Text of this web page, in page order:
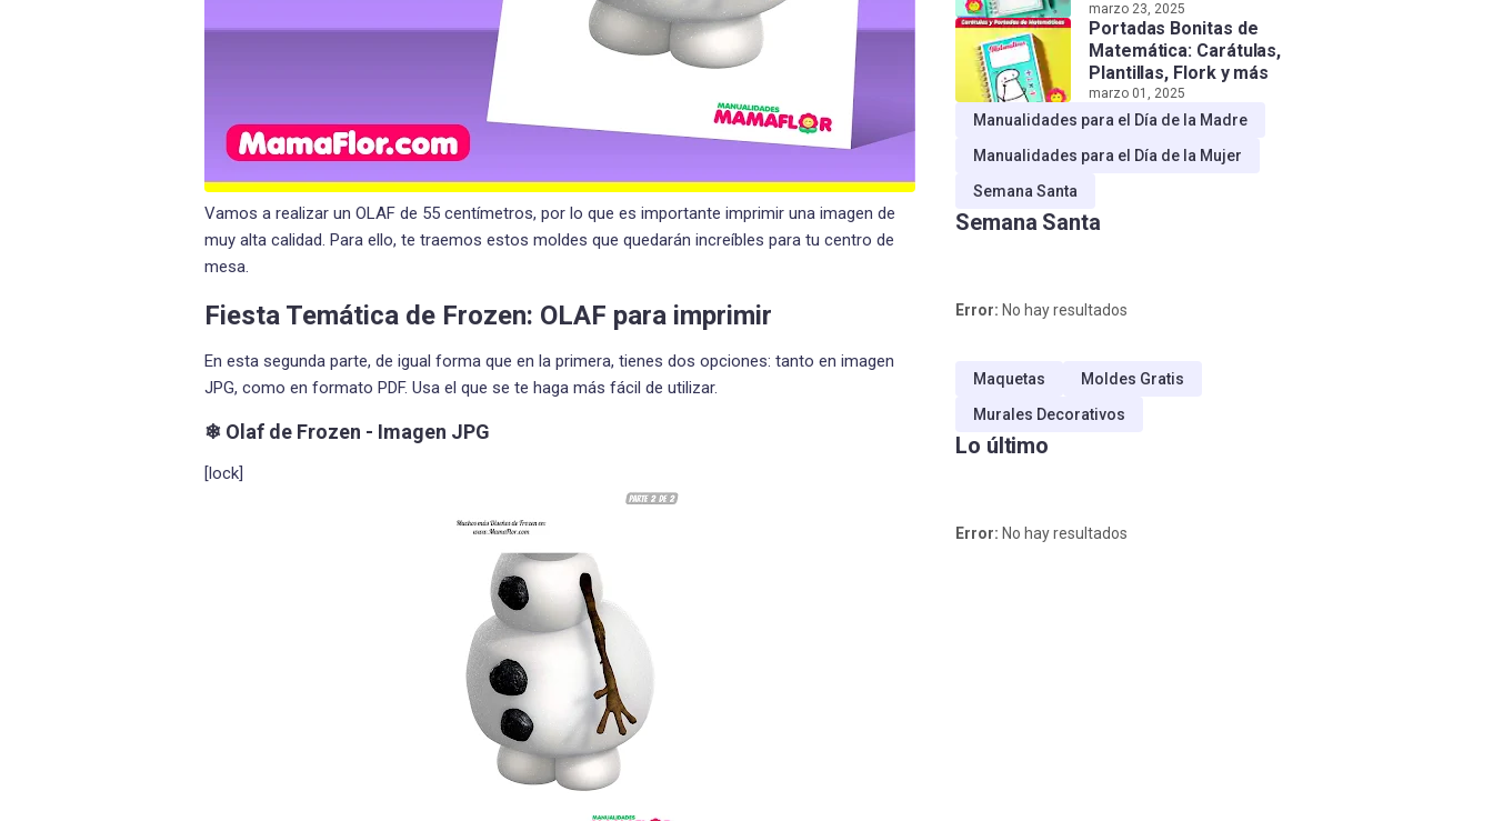
Vamos a realizar un OLAF de 55 centímetros, por lo que es importante imprimir una imagen de
muy alta calidad. Para ello, te traemos estos moldes que quedarán increíbles para tu centro de
mesa.
Fiesta Temática de Frozen: OLAF para imprimir
En esta segunda parte, de igual forma que en la primera, tienes dos opciones: tanto en imagen
JPG, como en formato PDF. Usa el que se te haga más fácil de utilizar.
❄ Olaf de Frozen - Imagen JPG
[lock]
marzo 23, 2025
Portadas Bonitas de
Matemática: Carátulas,
Plantillas, Flork y más
marzo 01, 2025
Manualidades para el Día de la Madre
Manualidades para el Día de la Mujer
Semana Santa
Semana Santa
Error: No hay resultados
Maquetas
Moldes Gratis
Murales Decorativos
Lo último
Error: No hay resultados